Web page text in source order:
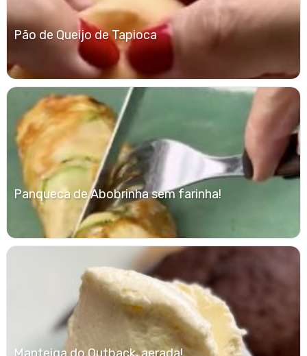
Pão de Queijo de Tapioca
Panqueca de Abobrinha sem farinha!